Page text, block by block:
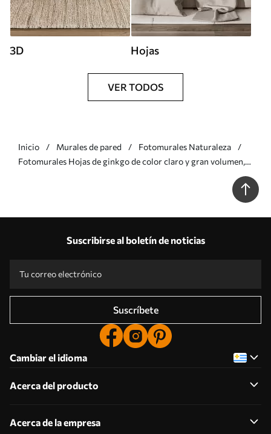
3D Hojas
VER TODOS
Inicio Murales de pared
Fotomurales Naturaleza
Fotomurales Hojas de ginkgo de color claro y gran volumen,
Suscribirse al boletín de noticias
Suscríbete
Cambiar el idioma
Acerca del producto
Acerca de la empresa